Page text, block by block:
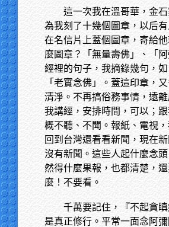
這一次我在溫哥華，金
為我刻了十幾個圖章，以后
在名信片上蓋個圖章，寄給
麼圖章？「無量壽佛」、「
經裡的句子，我摘錄幾句，如
「老實念佛」。蓋這印章，
清淨。不再搞俗務事情，遠
我講經，安排時間，可以；
概不聽、不聞。報紙、電視
回到台灣還看看新聞，現在
沒有新聞。這些人起什麼念
然得什麼果報，也都清楚，
麼！不要看。
千萬要記住，『不起貪
是真正修行。平常一面念阿